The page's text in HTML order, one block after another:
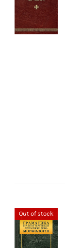
Out of stock